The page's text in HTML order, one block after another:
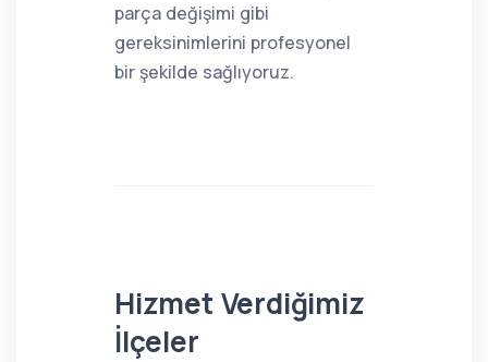
parça değişimi gibi
gereksinimlerini profesyonel
bir şekilde sağlıyoruz.
Hizmet Verdiğimiz
İlçeler